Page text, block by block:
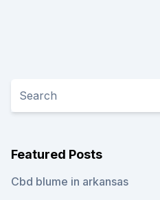
Featured Posts
Cbd blume in arkansas